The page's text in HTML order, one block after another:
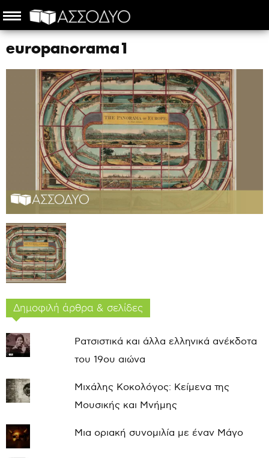
europanorama1
Δημοφιλή άρθρα & σελίδες
Ρατσιστικά και άλλα ελληνικά ανέκδοτα
του 19ου αιώνα
Μιχάλης Κοκολόγος: Κείμενα της
Μουσικής και Μνήμης
Μια οριακή συνομιλία με έναν Μάγο